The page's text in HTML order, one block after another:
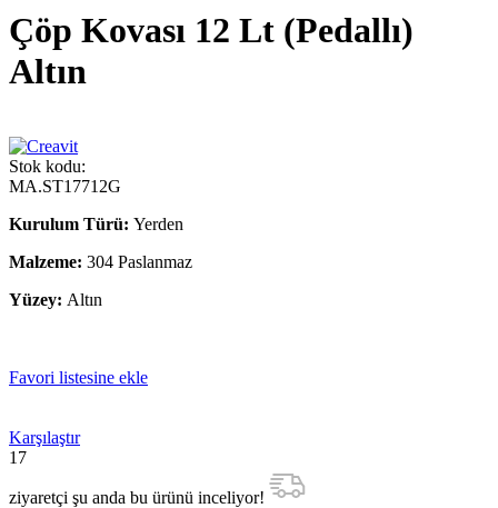
Çöp Kovası 12 Lt (Pedallı)
Altın
Stok kodu:
MA.ST17712G
Kurulum Türü: Yerden
Malzeme: 304 Paslanmaz
Yüzey: Altın
Favori listesine ekle
Karşılaştır
17
ziyaretçi şu anda bu ürünü inceliyor!